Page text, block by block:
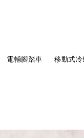
電輔腳踏車 移動式